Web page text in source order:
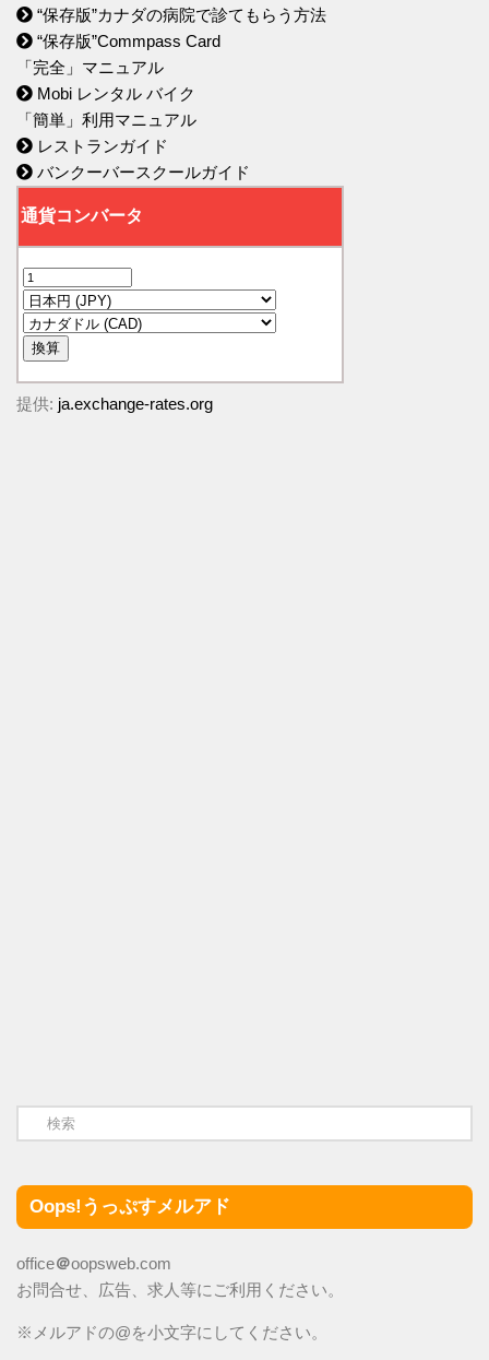
“保存版”カナダの病院で診てもらう方法
“保存版”Commpass Card
「完全」マニュアル
Mobi レンタル バイク
「簡単」利用マニュアル
レストランガイド
バンクーバースクールガイド
提供: ja.exchange-rates.org
Oops!うっぷすメルアド
office＠oopsweb.com
お問合せ、広告、求人等にご利用ください。
※メルアドの@を小文字にしてください。